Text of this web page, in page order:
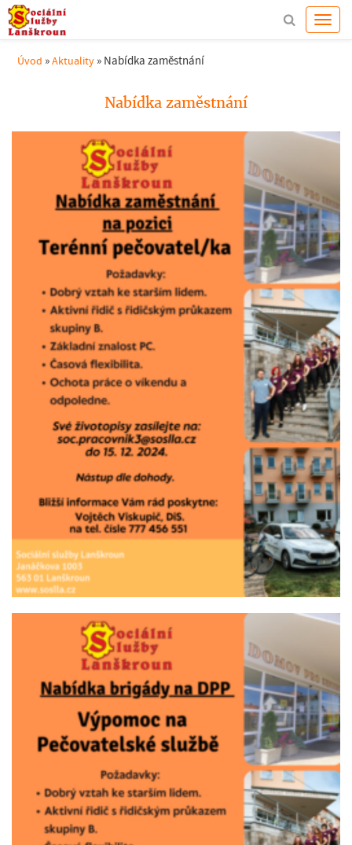
Úvod »Aktuality » Nabídka zaměstnání
Nabídka zaměstnání